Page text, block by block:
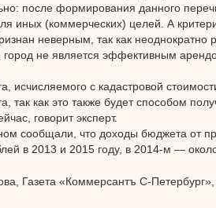
после формирования данного
иных (коммерческих) целей. А
неверным, так как неоднократно
город не является эффективным
исчисляемого с кадастровой
так как это также будет способом
говорит эксперт.
сообщали, что доходы бюджета от
в 2013 и 2015 году, в 2014-м —
Газета «Коммерсантъ С-